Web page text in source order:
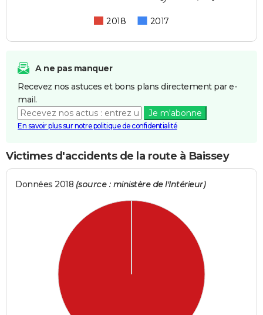
2018 2017
A ne pas manquer
Recevez nos astuces et bons plans directement par e-
mail.
Je m'abonne
En savoir plus sur notre politique de confidentialité
Victimes d'accidents de la route à Baissey
Données 2018 (source : ministère de l'Intérieur)